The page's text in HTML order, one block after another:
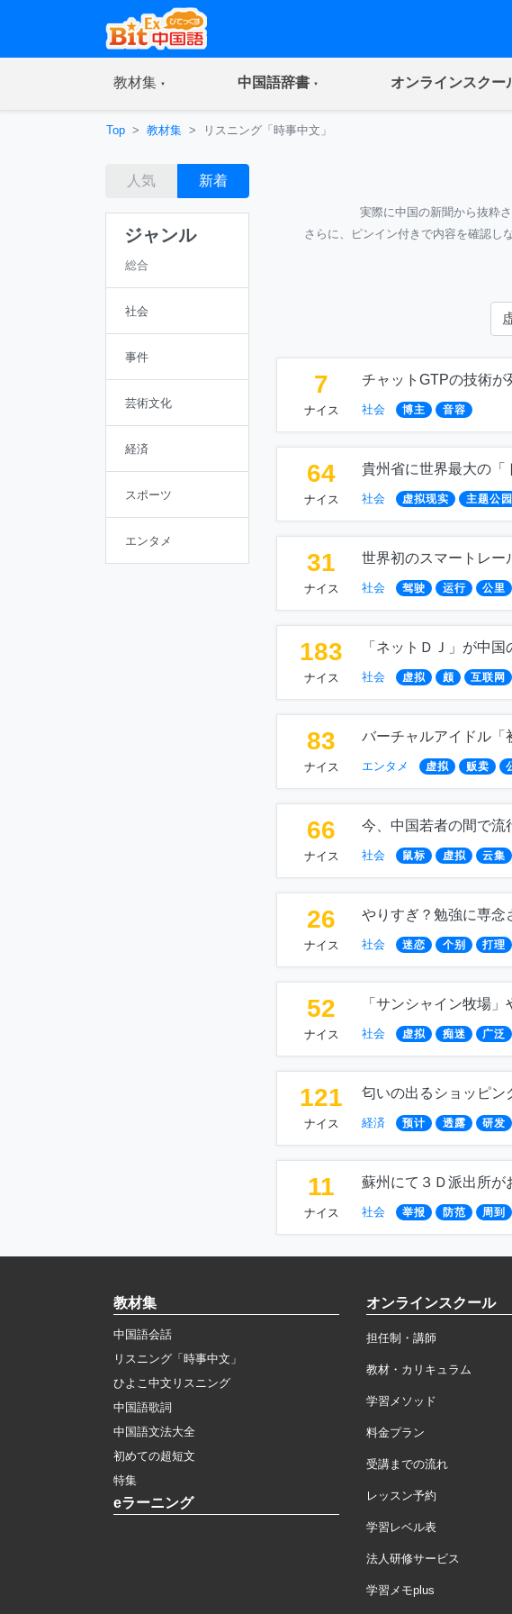
教材集(current) 中国語辞書(current) オンラインスクー
Top 教材集 リスニング「時事中文」
人気 新着
ジャンル
総合
社会
事件
芸術文化
経済
スポーツ
エンタメ
実際に中国の新聞から抜粋
さらに、ピンイン付きで内容を確認し
7
ナイス
チャットGTPの技術が
社会 博主 音容
64
ナイス
貴州省に世界最大の「
社会 虚拟现实 主题公园
31
ナイス
世界初のスマートレー
社会 驾驶 运行 公里
183
ナイス
「ネットＤＪ」が中国
社会 虚拟 颇 互联网
83
ナイス
バーチャルアイドル「
エンタメ 虚拟 贩卖
66
ナイス
今、中国若者の間で流
社会 鼠标 虚拟 云集
26
ナイス
やりすぎ？勉強に専念
社会 迷恋 个别 打理
52
ナイス
「サンシャイン牧場
社会 虚拟 痴迷 广泛
121
ナイス
匂いの出るショッピ
経済 预计 透露 研发
11
ナイス
蘇州にて３Ｄ派出所が
社会 举报 防范 周到
教材集
中国語会話
リスニング「時事中文」
ひよこ中文リスニング
中国語歌詞
中国語文法大全
初めての超短文
特集
eラーニング
オンラインスクール
担任制・講師
教材・カリキュラム
学習メソッド
料金プラン
受講までの流れ
レッスン予約
学習レベル表
法人研修サービス
学習メモplus